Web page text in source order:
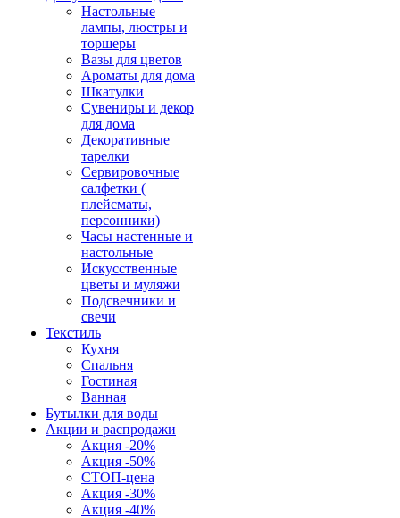
Настольные
лампы, люстры и
торшеры
Вазы для цветов
Ароматы для дома
Шкатулки
Сувениры и декор
для дома
Декоративные
тарелки
Сервировочные
салфетки (
плейсматы,
персонники)
Часы настенные и
настольные
Искусственные
цветы и муляжи
Подсвечники и
свечи
Текстиль
Кухня
Спальня
Гостиная
Ванная
Бутылки для воды
Акции и распродажи
Акция -20%
Акция -50%
СТОП-цена
Акция -30%
Акция -40%